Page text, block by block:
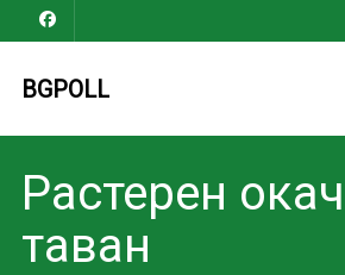
BGPOLL
Растерен
таван